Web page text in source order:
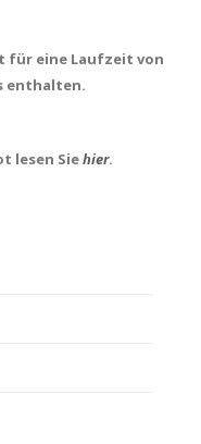
für eine Laufzeit von
enthalten.
lesen Siehier.